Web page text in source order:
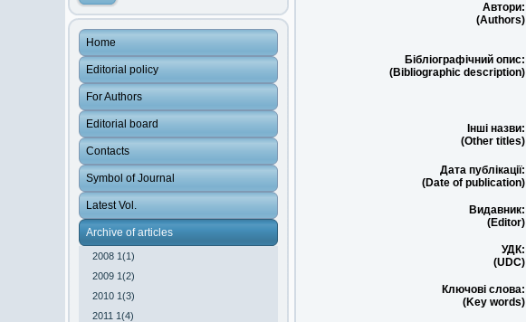
Home
Editorial policy
For Authors
Editorial board
Contacts
Symbol of Journal
Latest Vol.
Archive of articles
2008 1(1)
2009 1(2)
2010 1(3)
2011 1(4)
Автори:
(Authors)
Бібліографічний опис:
(Bibliographic description)
Інші назви:
(Other titles)
Дата публікації:
(Date of publication)
Видавник:
(Editor)
УДК:
(UDC)
Ключові слова:
(Key words)